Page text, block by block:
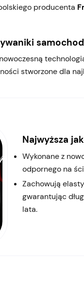
producenta
stworzone dla
Najwyższa
Wykonane z
odpornego na
Zachowują
gwarantując
lata.